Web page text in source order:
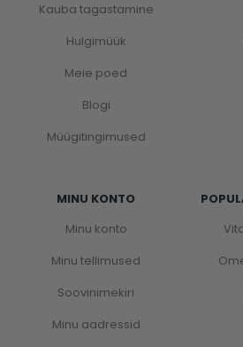
Kauba tagastamine
Hulgimüük
Meie poed
Blogi
Müügitingimused
MINU KONTO
Minu konto
Minu tellimused
Soovinimekiri
Minu aadressid